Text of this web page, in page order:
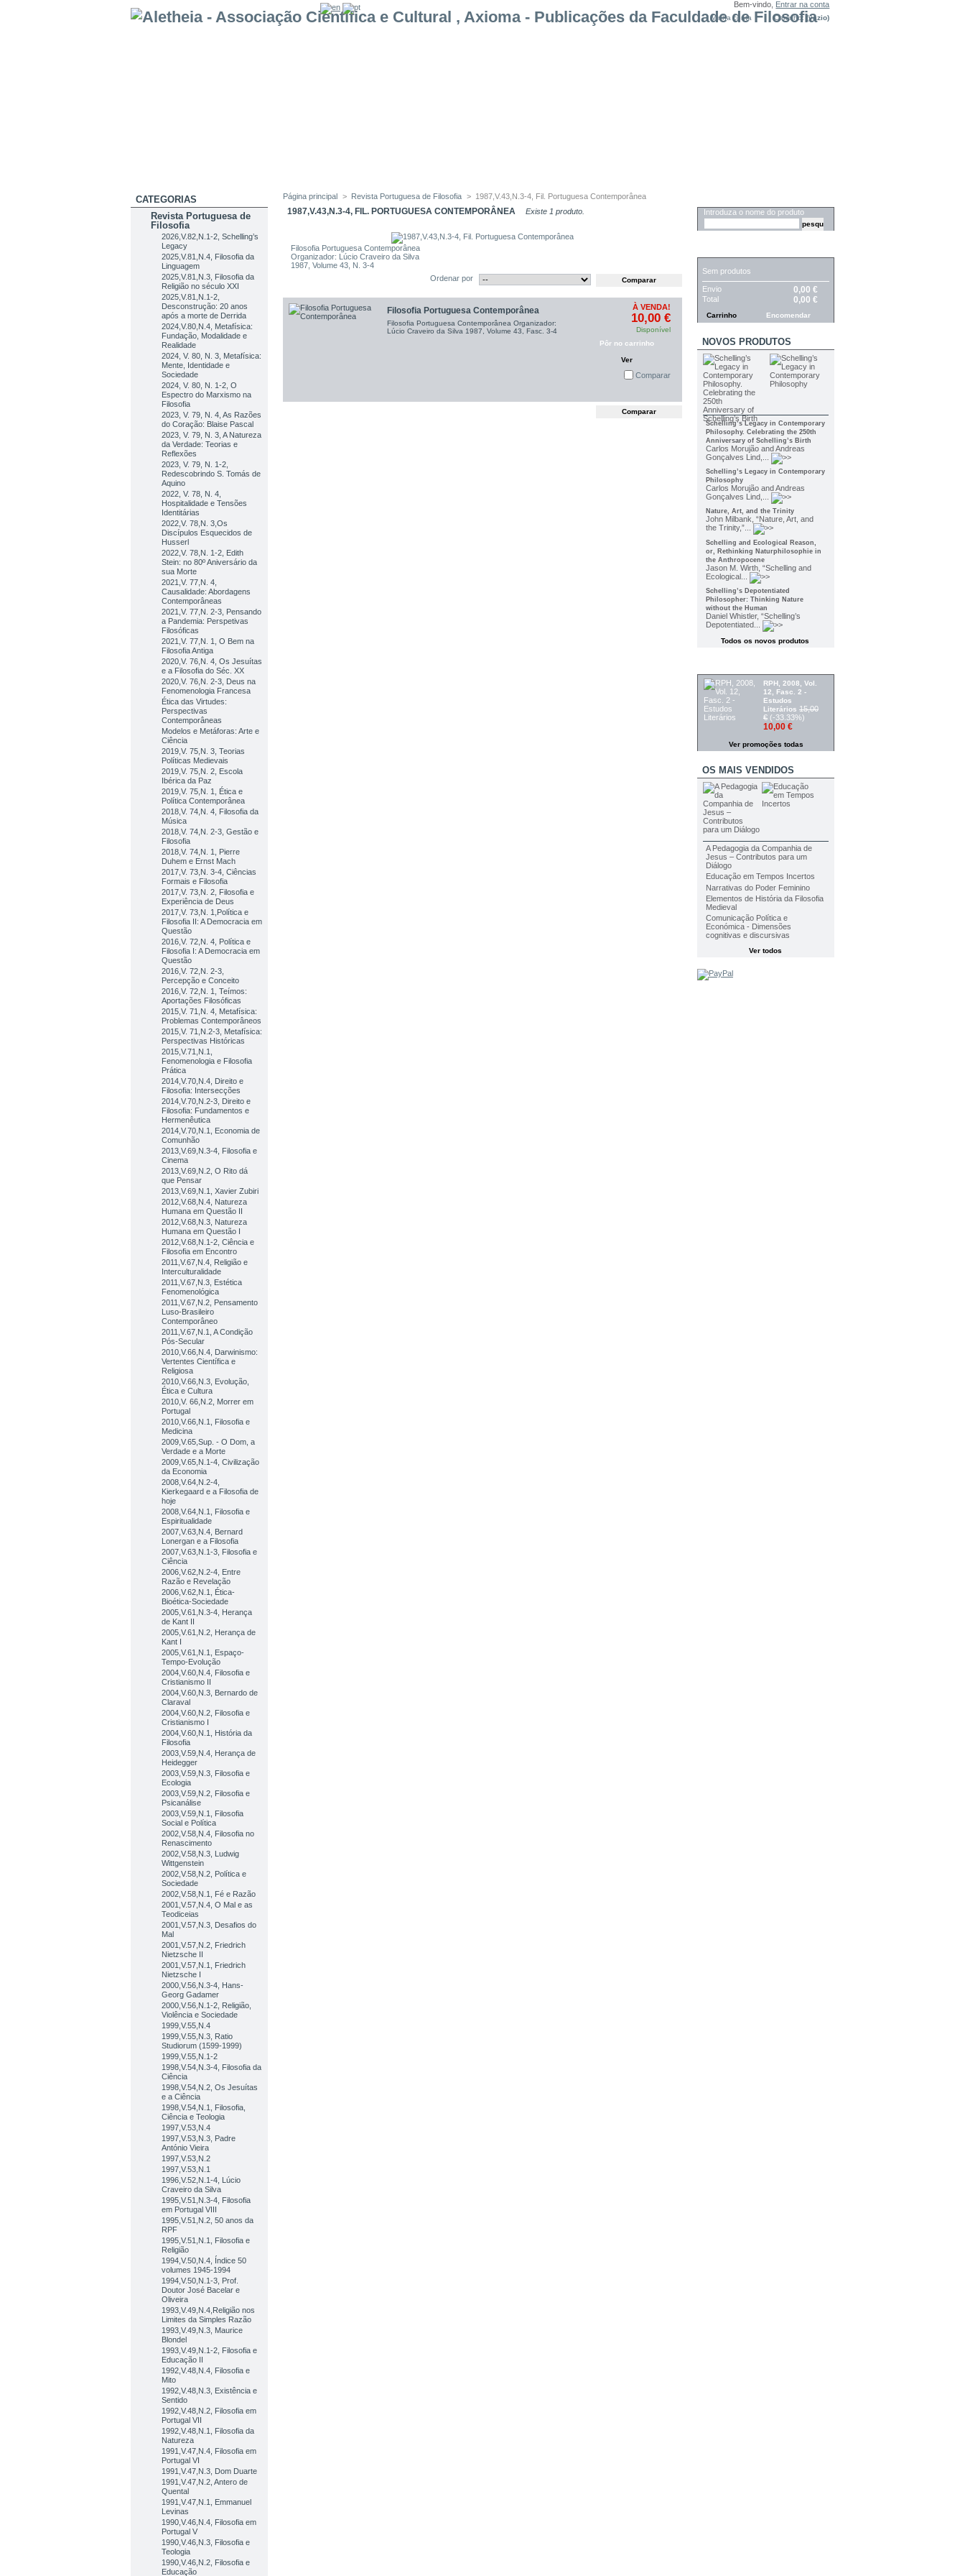
Bem-vindo, Entrar na conta
Carrinho: (vazio)
Minha conta
CATEGORIAS
Revista Portuguesa de
Filosofia
2026,V.82,N.1-2, Schelling’s
Legacy
2025,V.81,N.4, Filosofia da
Linguagem
2025,V.81,N.3, Filosofia da
Religião no século XXI
2025,V.81,N.1-2,
Desconstrução: 20 anos
após a morte de Derrida
2024,V.80,N.4, Metafísica:
Fundação, Modalidade e
Realidade
2024, V. 80, N. 3, Metafísica:
Mente, Identidade e
Sociedade
2024, V. 80, N. 1-2, O
Espectro do Marxismo na
Filosofia
2023, V. 79, N. 4, As Razões
do Coração: Blaise Pascal
2023, V. 79, N. 3, A Natureza
da Verdade: Teorias e
Reflexões
2023, V. 79, N. 1-2,
Redescobrindo S. Tomás de
Aquino
2022, V. 78, N. 4,
Hospitalidade e Tensões
Identitárias
2022,V. 78,N. 3,Os
Discípulos Esquecidos de
Husserl
2022,V. 78,N. 1-2, Edith
Stein: no 80º Aniversário da
sua Morte
2021,V. 77,N. 4,
Causalidade: Abordagens
Contemporâneas
2021,V. 77,N. 2-3, Pensando
a Pandemia: Perspetivas
Filosóficas
2021,V. 77,N. 1, O Bem na
Filosofia Antiga
2020,V. 76,N. 4, Os Jesuítas
e a Filosofia do Séc. XX
2020,V. 76,N. 2-3, Deus na
Fenomenologia Francesa
Ética das Virtudes:
Perspectivas
Contemporâneas
Modelos e Metáforas: Arte e
Ciência
2019,V. 75,N. 3, Teorias
Políticas Medievais
2019,V. 75,N. 2, Escola
Ibérica da Paz
2019,V. 75,N. 1, Ética e
Política Contemporânea
2018,V. 74,N. 4, Filosofia da
Música
2018,V. 74,N. 2-3, Gestão e
Filosofia
2018,V. 74,N. 1, Pierre
Duhem e Ernst Mach
2017,V. 73,N. 3-4, Ciências
Formais e Filosofia
2017,V. 73,N. 2, Filosofia e
Experiência de Deus
2017,V. 73,N. 1,Política e
Filosofia II: A Democracia em
Questão
2016,V. 72,N. 4, Política e
Filosofia I: A Democracia em
Questão
2016,V. 72,N. 2-3,
Percepção e Conceito
2016,V. 72,N. 1, Teímos:
Aportações Filosóficas
2015,V. 71,N. 4, Metafísica:
Problemas Contemporâneos
2015,V. 71,N.2-3, Metafísica:
Perspectivas Históricas
2015,V.71,N.1,
Fenomenologia e Filosofia
Prática
2014,V.70,N.4, Direito e
Filosofia: Intersecções
2014,V.70,N.2-3, Direito e
Filosofia: Fundamentos e
Hermenêutica
2014,V.70,N.1, Economia de
Comunhão
2013,V.69,N.3-4, Filosofia e
Cinema
2013,V.69,N.2, O Rito dá
que Pensar
2013,V.69,N.1, Xavier Zubiri
2012,V.68,N.4, Natureza
Humana em Questão II
2012,V.68,N.3, Natureza
Humana em Questão I
2012,V.68,N.1-2, Ciência e
Filosofia em Encontro
2011,V.67,N.4, Religião e
Interculturalidade
2011,V.67,N.3, Estética
Fenomenológica
2011,V.67,N.2, Pensamento
Luso-Brasileiro
Contemporâneo
2011,V.67,N.1, A Condição
Pós-Secular
2010,V.66,N.4, Darwinismo:
Vertentes Científica e
Religiosa
2010,V.66,N.3, Evolução,
Ética e Cultura
2010,V. 66,N.2, Morrer em
Portugal
2010,V.66,N.1, Filosofia e
Medicina
2009,V.65,Sup. - O Dom, a
Verdade e a Morte
2009,V.65,N.1-4, Civilização
da Economia
2008,V.64,N.2-4,
Kierkegaard e a Filosofia de
hoje
2008,V.64,N.1, Filosofia e
Espiritualidade
2007,V.63,N.4, Bernard
Lonergan e a Filosofia
2007,V.63,N.1-3, Filosofia e
Ciência
2006,V.62,N.2-4, Entre
Razão e Revelação
2006,V.62,N.1, Ética-
Bioética-Sociedade
2005,V.61,N.3-4, Herança
de Kant II
2005,V.61,N.2, Herança de
Kant I
2005,V.61,N.1, Espaço-
Tempo-Evolução
2004,V.60,N.4, Filosofia e
Cristianismo II
2004,V.60,N.3, Bernardo de
Claraval
2004,V.60,N.2, Filosofia e
Cristianismo I
2004,V.60,N.1, História da
Filosofia
2003,V.59,N.4, Herança de
Heidegger
2003,V.59,N.3, Filosofia e
Ecologia
2003,V.59,N.2, Filosofia e
Psicanálise
2003,V.59,N.1, Filosofia
Social e Política
2002,V.58,N.4, Filosofia no
Renascimento
2002,V.58,N.3, Ludwig
Wittgenstein
2002,V.58,N.2, Política e
Sociedade
2002,V.58,N.1, Fé e Razão
2001,V.57,N.4, O Mal e as
Teodiceias
2001,V.57,N.3, Desafios do
Mal
2001,V.57,N.2, Friedrich
Nietzsche II
2001,V.57,N.1, Friedrich
Nietzsche I
2000,V.56,N.3-4, Hans-
Georg Gadamer
2000,V.56,N.1-2, Religião,
Violência e Sociedade
1999,V.55,N.4
1999,V.55,N.3, Ratio
Studiorum (1599-1999)
1999,V.55,N.1-2
1998,V.54,N.3-4, Filosofia da
Ciência
1998,V.54,N.2, Os Jesuítas
e a Ciência
1998,V.54,N.1, Filosofia,
Ciência e Teologia
1997,V.53,N.4
1997,V.53,N.3, Padre
António Vieira
1997,V.53,N.2
1997,V.53,N.1
1996,V.52,N.1-4, Lúcio
Craveiro da Silva
1995,V.51,N.3-4, Filosofia
em Portugal VIII
1995,V.51,N.2, 50 anos da
RPF
1995,V.51,N.1, Filosofia e
Religião
1994,V.50,N.4, Índice 50
volumes 1945-1994
1994,V.50,N.1-3, Prof.
Doutor José Bacelar e
Oliveira
1993,V.49,N.4,Religião nos
Limites da Simples Razão
1993,V.49,N.3, Maurice
Blondel
1993,V.49,N.1-2, Filosofia e
Educação II
1992,V.48,N.4, Filosofia e
Mito
1992,V.48,N.3, Existência e
Sentido
1992,V.48,N.2, Filosofia em
Portugal VII
1992,V.48,N.1, Filosofia da
Natureza
1991,V.47,N.4, Filosofia em
Portugal VI
1991,V.47,N.3, Dom Duarte
1991,V.47,N.2, Antero de
Quental
1991,V.47,N.1, Emmanuel
Levinas
1990,V.46,N.4, Filosofia em
Portugal V
1990,V.46,N.3, Filosofia e
Teologia
1990,V.46,N.2, Filosofia e
Educação
Página principal > Revista Portuguesa de Filosofia > 1987,V.43,N.3-4, Fil. Portuguesa Contemporânea
1987,V.43,N.3-4, FIL. PORTUGUESA CONTEMPORÂNEA Existe 1 produto.
Filosofia Portuguesa Contemporânea
Organizador: Lúcio Craveiro da Silva
1987, Volume 43, N. 3-4
Ordenar por
Filosofia Portuguesa Contemporânea
Filosofia Portuguesa Contemporânea Organizador:
Lúcio Craveiro da Silva 1987, Volume 43, Fasc. 3-4
À VENDA!
10,00 €
Disponível
Pôr no carrinho
Ver
Comparar
Introduza o nome do produto
Sem produtos
Envio 0,00 €
Total 0,00 €
Carrinho Encomendar
NOVOS PRODUTOS
Schelling’s Legacy in Contemporary
Philosophy. Celebrating the 250th
Anniversary of Schelling’s Birth
Carlos Morujão and Andreas
Gonçalves Lind,...
Schelling’s Legacy in Contemporary
Philosophy
Carlos Morujão and Andreas
Gonçalves Lind,...
Nature, Art, and the Trinity
John Milbank, “Nature, Art, and
the Trinity,”...
Schelling and Ecological Reason,
or, Rethinking Naturphilosophie in
the Anthropocene
Jason M. Wirth, “Schelling and
Ecological...
Schelling’s Depotentiated
Philosopher: Thinking Nature
without the Human
Daniel Whistler, “Schelling’s
Depotentiated...
Todos os novos produtos
RPH, 2008, Vol.
12, Fasc. 2 -
Estudos
Literários 15,00
€ (-33.33%)
10,00 €
Ver promoções todas
OS MAIS VENDIDOS
A Pedagogia da Companhia de
Jesus – Contributos para um
Diálogo
Educação em Tempos Incertos
Narrativas do Poder Feminino
Elementos de História da Filosofia
Medieval
Comunicação Política e
Económica - Dimensões
cognitivas e discursivas
Ver todos